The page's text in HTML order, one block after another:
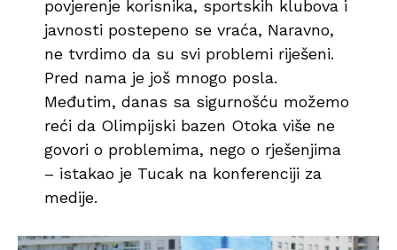
povjerenje korisnika, sportskih klubova i
javnosti postepeno se vraća, Naravno,
ne tvrdimo da su svi problemi riješeni.
Pred nama je još mnogo posla.
Međutim, danas sa sigurnošću možemo
reći da Olimpijski bazen Otoka više ne
govori o problemima, nego o rješenjima
– istakao je Tucak na konferenciji za
medije.